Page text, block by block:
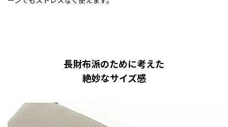
長財布派のために考えた
絶妙なサイズ感